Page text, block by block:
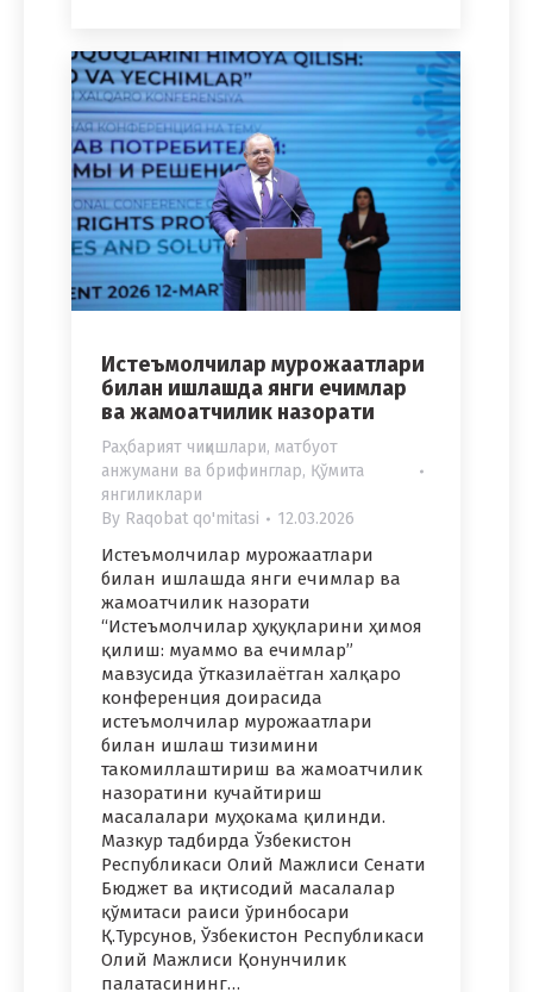
Истеъмолчилар мурожаатлари
билан ишлашда янги ечимлар
ва жамоатчилик назорати
Раҳбарият чиқишлари, матбуот
анжумани ва брифинглар, Қўмита
янгиликлари
By Raqobat qo'mitasi 12.03.2026
Истеъмолчилар мурожаатлари
билан ишлашда янги ечимлар ва
жамоатчилик назорати
“Истеъмолчилар ҳуқуқларини ҳимоя
қилиш: муаммо ва ечимлар”
мавзусида ўтказилаётган халқаро
конференция доирасида
истеъмолчилар мурожаатлари
билан ишлаш тизимини
такомиллаштириш ва жамоатчилик
назоратини кучайтириш
масалалари муҳокама қилинди.
Мазкур тадбирда Ўзбекистон
Республикаси Олий Мажлиси Сенати
Бюджет ва иқтисодий масалалар
қўмитаси раиси ўринбосари
Қ.Турсунов, Ўзбекистон Республикаси
Олий Мажлиси Қонунчилик
палатасининг…